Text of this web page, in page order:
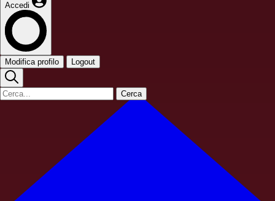
Accedi
Modifica profilo Logout
Cerca